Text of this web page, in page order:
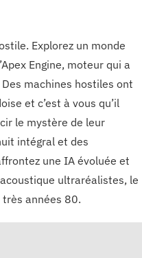
Explorez un monde
Engine, moteur qui a
machines hostiles ont
et c’est à vous qu’il
le mystère de leur
intégral et des
une IA évoluée et
ultraréalistes, le
très années 80.